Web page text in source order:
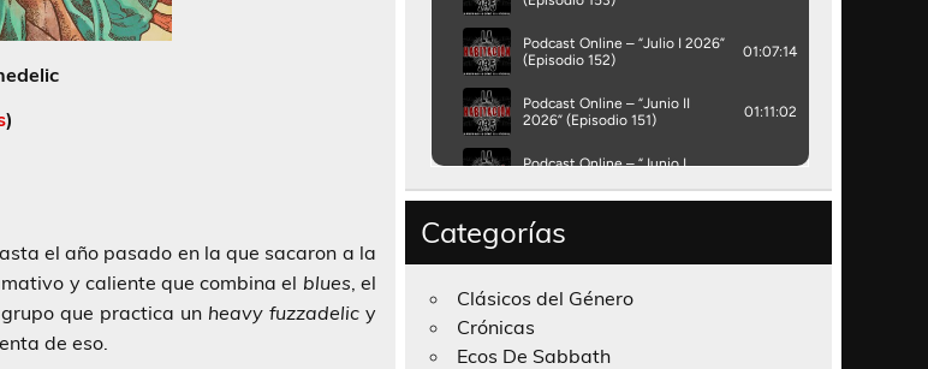
)
el año pasado en la que sacaron a la
y caliente que combina el blues, el
que practica un heavy fuzzadelicy
de eso.
Categorías
Clásicos del Género
Crónicas
Ecos De Sabbath